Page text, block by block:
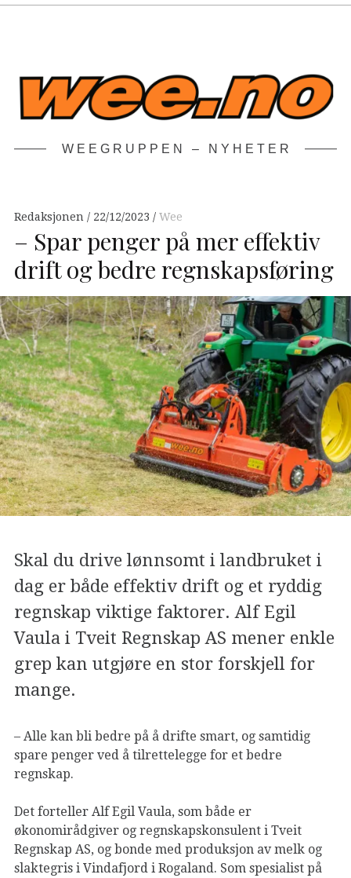
WEEGRUPPEN – NYHETER
Redaksjonen 22/12/2023 Wee
– Spar penger på mer effektiv
drift og bedre regnskapsføring
Skal du drive lønnsomt i landbruket i
dag er både effektiv drift og et ryddig
regnskap viktige faktorer. Alf Egil
Vaula i Tveit Regnskap AS mener enkle
grep kan utgjøre en stor forskjell for
mange.
– Alle kan bli bedre på å drifte smart, og samtidig
spare penger ved å tilrettelegge for et bedre
regnskap.
Det forteller Alf Egil Vaula, som både er
økonomirådgiver og regnskapskonsulent i Tveit
Regnskap AS, og bonde med produksjon av melk og
slaktegris i Vindafjord i Rogaland. Som spesialist på